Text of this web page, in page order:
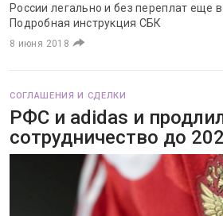
России легально и без переплат еще
Подробная инструкция СБК
8 июня 2018
СОГЛАШЕНИЯ И СДЕЛКИ
РФС и adidas и
сотрудничество до